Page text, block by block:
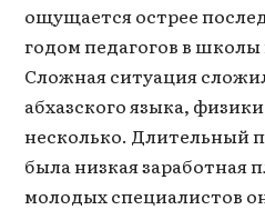
ощущается острее
годом педагогов в
Сложная ситуация
абхазского языка,
несколько. Длительный
была низкая заработная
молодых специалистов